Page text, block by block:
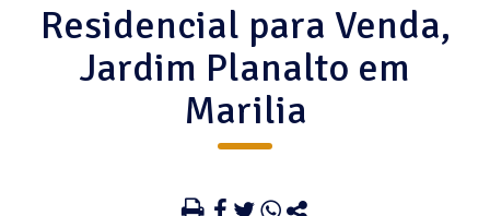
Residencial para Venda,
Jardim Planalto em
Marilia